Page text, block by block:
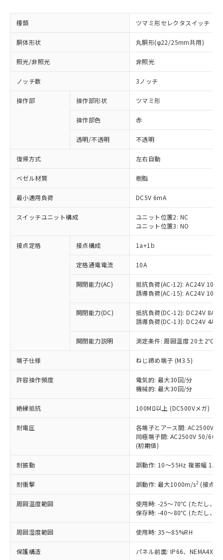
種類 ツマミ形セレクタスイッチ
胴体形状 丸胴形(φ22/25mm共用)
照光/非照光 非照光
ノッチ数 3ノッチ
操作部 操作部形状 ツマミ形
操作部色 赤
透明/不透明 不透明
復帰方式 左右自動
ベゼル材質 樹脂
最小適用負荷 DC5V 6mA
スイッチユニット構成
ユニット位置2: NC
ユニット位置3: NO
接点定格 接点構成 1a+1b
定格通電電流 10A
開閉能力(AC)
抵抗負荷(AC-12): AC24V 10A/
誘導負荷(AC-15): AC24V
開閉能力(DC)
抵抗負荷(DC-12): DC24V 8A/
誘導負荷(DC-13): DC24V 4A/
開閉能力説明 測定条件: 周囲温度 20±2℃、
端子仕様 ねじ締め端子 (M3.5)
許容操作頻度
電気的: 最大30回/分
機械的: 最大30回/分
絶縁抵抗 100MΩ以上 (DC500Vメガ)
耐電圧
各端子とアース間: AC2500V
同極端子間: AC2500V 50/
(初期値)
耐振動 誤動作: 10～55Hz 複振幅
耐衝撃 誤動作: 最大1000m/s2 (接点
周囲温度範囲
使用時: -25～70℃ (ただし、氷
保存時: -40～80℃ (ただし、氷
周囲湿度範囲 使用時: 35～85%RH
保護構造 パネル前面: IP66、NEMA4X,
ご利用条件
以下の条件をお読みいただき、同意のうえ
ご利用ください。
本サービスは、当社制御機器事業取扱
商品の当社在庫状況および標準価格
(税抜)を提供させていただくもので
本サービスの対象外となる商品もある
ことをご了承ください。
在庫状況および標準価格照会結果は、
記載している更新日時点での社内デー
タに基づき作成されるものであり、閲
覧された時点での実際の在庫および標
準価格とは異なる場合があることをご
※1 対応状況
対応済み：EU RoHS指令（10物質）の
非含有に対応した製品が提供可能な商品で
対応予定：EU RoHS指令（10物質）の非含
有に対応した製品に切り替える予定のある
商品です。
対応予定なし：EU RoHS指令（10物質）の
非含有に非対応の商品で、対応品を出す予
定はありません。
調査・確認中：EU RoHS指令（10物質）の
非含有の対応状況を調査中または確認中の
非該当品：ライセンス料など無形物で、有
害物質有無と関係のない商品です。
仕入先様の事情により、非含有部品として
いたものが、含有品と判明した場合などや
ミウム(Cd) 100ppm以下、
六価クロム(Cr(Ⅵ)) 1000ppm以下、ポリ臭化ビフェニル
類(PBB) 1000ppm以下、ポリ臭化ジフェニルエーテル類
(PBDE) 1000ppm以下、フタル酸ビス(2-エチルヘキシ
「○」：最大均質材料含有率が中国RoHSの
基準値以下であることを示します。
「×」：最大均質材料含有率が中国RoHSの
基準値を超えていることを示します。
「－」：未確認です。当社販売部門へお問
い合わせください。
Pb(鉛) :1000ppm、 Hg(水銀) : 1000ppm、 Cd(カドミウ
Cr(Ⅵ)(六価クロム) : 1000ppm、 PBBs(ポリ臭化ビフェ
当社は、これら貴社製品のうち、外国
為替および外国貿易法に定める商品
（以下｢規制貨物等」という）を輸出
または国外への提供する場合は、日本
国政府の輸出許可(または役務取引許
可)を取得するなどの必要な手続きを
号